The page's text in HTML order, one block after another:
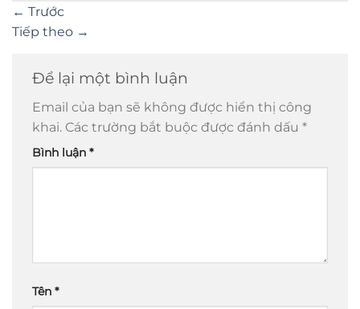
← Trước
Tiếp theo →
Để lại một bình luận
Email của bạn sẽ không được hiển thị công
khai. Các trường bắt buộc được đánh dấu *
Bình luận *
Tên *